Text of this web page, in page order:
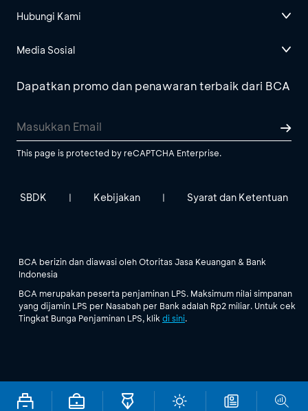
Hubungi Kami
Media Sosial
Dapatkan promo dan penawaran terbaik dari BCA
This page is protected by reCAPTCHA Enterprise.
SBDK | Kebijakan | Syarat dan Ketentuan
BCA berizin dan diawasi oleh Otoritas Jasa Keuangan & Bank
Indonesia
BCA merupakan peserta penjaminan LPS. Maksimum nilai simpanan
yang dijamin LPS per Nasabah per Bank adalah Rp2 miliar. Untuk cek
Tingkat Bunga Penjaminan LPS, klik di sini.